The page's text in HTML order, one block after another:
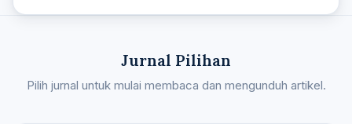
Jurnal Pilihan
Pilih jurnal untuk mulai membaca dan mengunduh artikel.